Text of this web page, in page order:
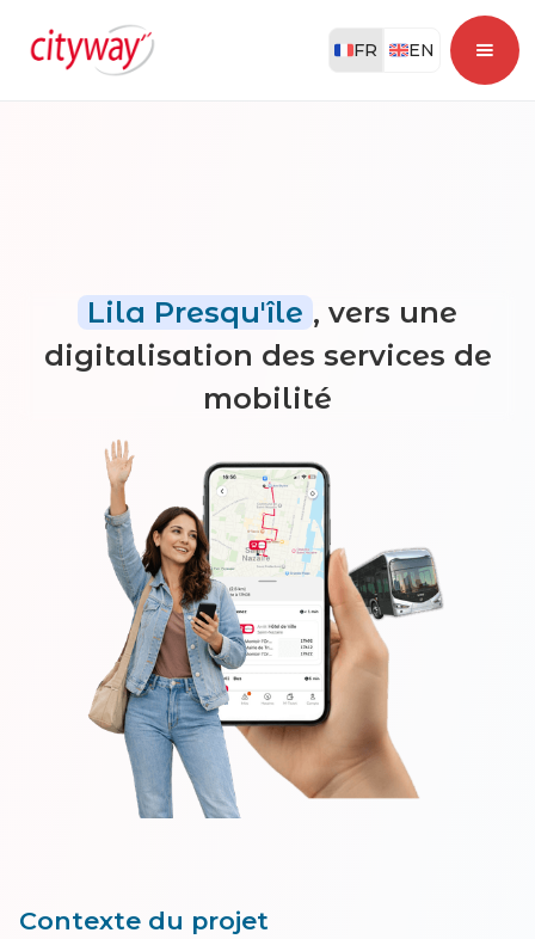
FR EN
Lila Presqu'île , vers une
digitalisation des services de
mobilité
Contexte du projet